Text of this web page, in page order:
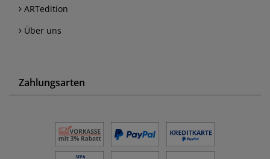
ARTedition
Über uns
Zahlungsarten